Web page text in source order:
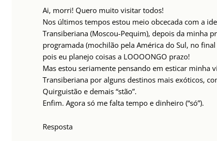
Ai, morri! Quero muito visitar todos!
Nos últimos tempos estou meio obcecada com a
Transiberiana (Moscou-Pequim), depois da minha
programada (mochilão pela América do Sul, no final
pois eu planejo coisas a LOOOONGO prazo!
Mas estou seriamente pensando em esticar minha
Transiberiana por alguns destinos mais exóticos,
Quirguistão e demais “stão”.
Enfim. Agora só me falta tempo e dinheiro (“só”).
Resposta